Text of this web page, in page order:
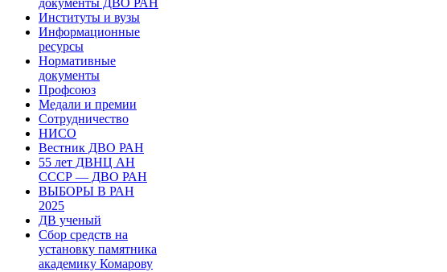
документы ДВО РАН
Институты и вузы
Информационные
ресурсы
Нормативные
документы
Профсоюз
Медали и премии
Сотрудничество
НИСО
Вестник ДВО РАН
55 лет ДВНЦ АН
СССР — ДВО РАН
ВЫБОРЫ В РАН
2025
ДВ ученый
Сбор средств на
установку памятника
академику Комарову